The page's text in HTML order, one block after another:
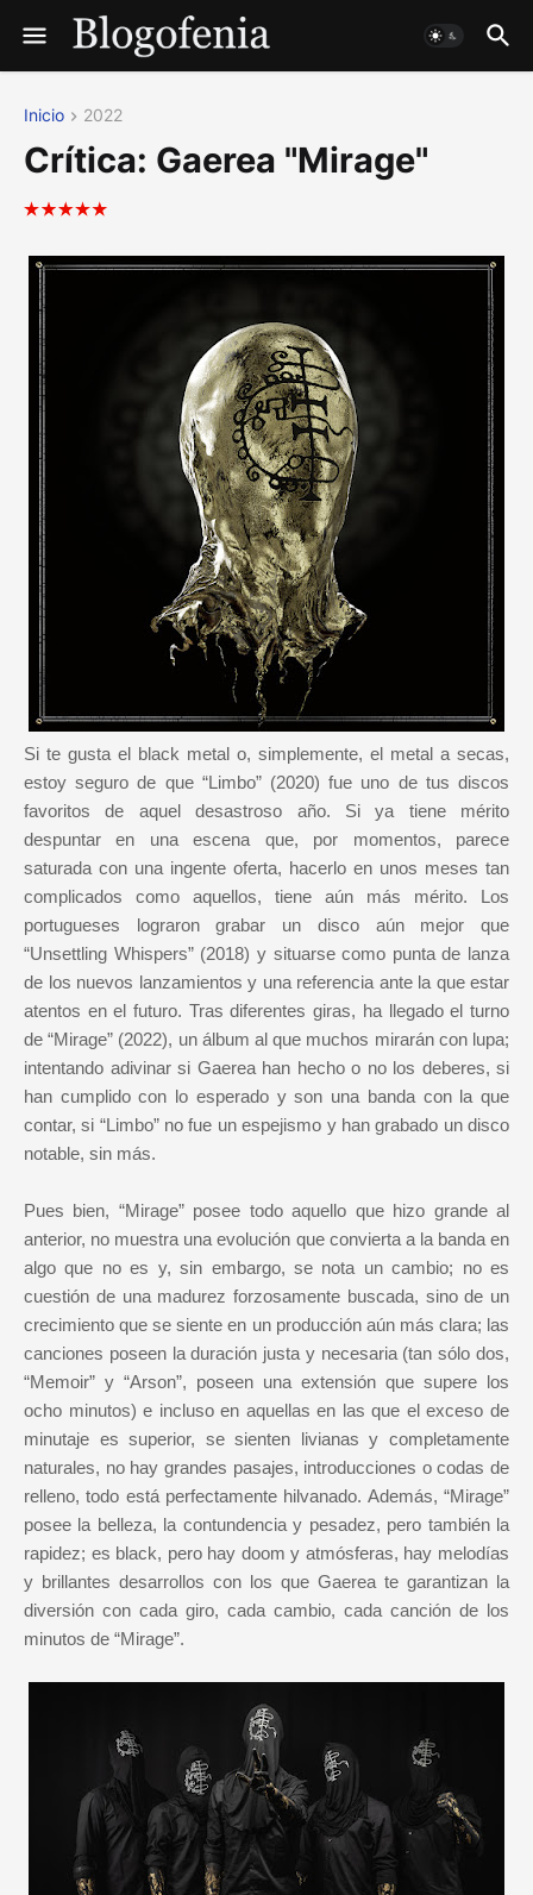
Inicio 2022
Crítica: Gaerea "Mirage"
Si te gusta el black metal o, simplemente, el metal a secas,
estoy seguro de que “Limbo” (2020) fue uno de tus discos
favoritos de aquel desastroso año. Si ya tiene mérito
despuntar en una escena que, por momentos, parece
saturada con una ingente oferta, hacerlo en unos meses tan
complicados como aquellos, tiene aún más mérito. Los
portugueses lograron grabar un disco aún mejor que
“Unsettling Whispers” (2018) y situarse como punta de lanza
de los nuevos lanzamientos y una referencia ante la que estar
atentos en el futuro. Tras diferentes giras, ha llegado el turno
de “Mirage” (2022), un álbum al que muchos mirarán con lupa;
intentando adivinar si Gaerea han hecho o no los deberes, si
han cumplido con lo esperado y son una banda con la que
contar, si “Limbo” no fue un espejismo y han grabado un disco
notable, sin más.
Pues bien, “Mirage” posee todo aquello que hizo grande al
anterior, no muestra una evolución que convierta a la banda en
algo que no es y, sin embargo, se nota un cambio; no es
cuestión de una madurez forzosamente buscada, sino de un
crecimiento que se siente en un producción aún más clara; las
canciones poseen la duración justa y necesaria (tan sólo dos,
“Memoir” y “Arson”, poseen una extensión que supere los
ocho minutos) e incluso en aquellas en las que el exceso de
minutaje es superior, se sienten livianas y completamente
naturales, no hay grandes pasajes, introducciones o codas de
relleno, todo está perfectamente hilvanado. Además, “Mirage”
posee la belleza, la contundencia y pesadez, pero también la
rapidez; es black, pero hay doom y atmósferas, hay melodías
y brillantes desarrollos con los que Gaerea te garantizan la
diversión con cada giro, cada cambio, cada canción de los
minutos de “Mirage”.